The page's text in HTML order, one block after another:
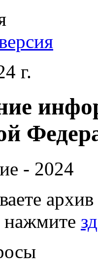
г.
- 2024
нажмите